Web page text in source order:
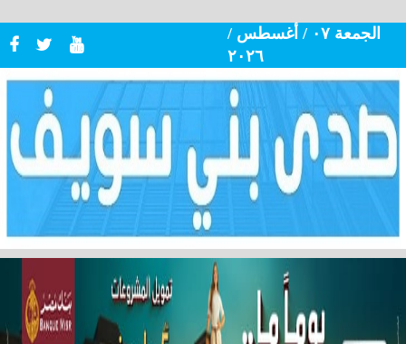
الجمعة ٠٧ / أغسطس /
٢٠٢٦